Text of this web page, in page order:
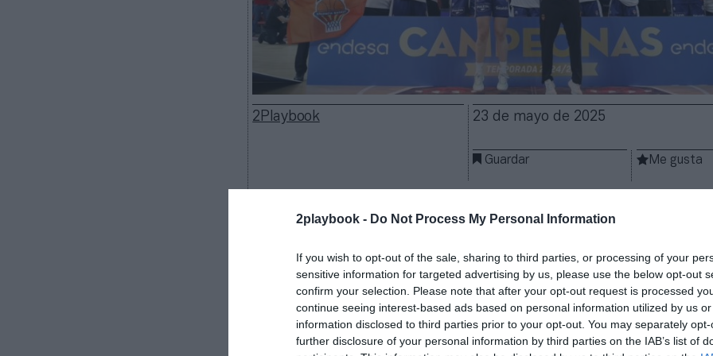
2playbook - Do Not Process My Personal Information
If you wish to opt-out of the sale, sharing to third parties, or processing of your
sensitive information for targeted advertising by us, please use the below opt-out
confirm your selection. Please note that after your opt-out request is processed
continue seeing interest-based ads based on personal information utilized by us
information disclosed to third parties prior to your opt-out. You may separately
further disclosure of your personal information by third parties on the IAB’s list of
2Playbook 23 de mayo de 2025
Guardar Me gusta
Hummelcomo nuevo socio para sus equipos profesionales y
han desvelado.
Luanviha vestido a Valencia Basket durantecasi treinta
divididas en varias etapas. La última empezó en 2008 tras unos
que el club cambió a la empresa valenciana por J’Hayber, con sede
(Alicante). Es la primera vez que el club lucirá una marca cuyo origen